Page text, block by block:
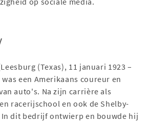
(Texas), 11 januari 1923 –
was een Amerikaans coureur en
auto's. Na zijn carrière als
racerijschool en ook de Shelby-
In dit bedrijf ontwierp en bouwde hij